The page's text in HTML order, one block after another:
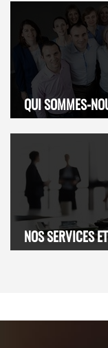
QUI SOMMES-
NOS SERVICES